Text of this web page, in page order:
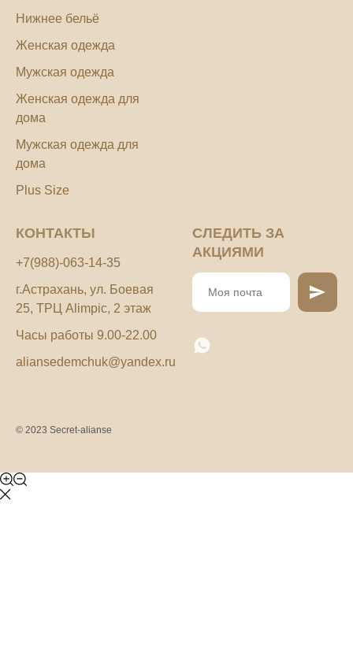
Нижнее бельё
Женская одежда
Мужская одежда
Женская одежда для
дома
Мужская одежда для
дома
Plus Size
КОНТАКТЫ
+7(988)-063-14-35
г.Астрахань, ул. Боевая
25, ТРЦ Alimpic, 2 этаж
Часы работы 9.00-22.00
aliansedemchuk@yandex.ru
СЛЕДИТЬ ЗА
АКЦИЯМИ
© 2023 Secret-alianse